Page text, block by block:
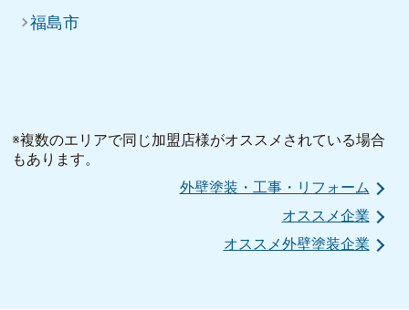
福島市
※複数のエリアで同じ加盟店様がオススメされている場合
もあります。
外壁塗装・工事・リフォーム
オススメ企業
オススメ外壁塗装企業